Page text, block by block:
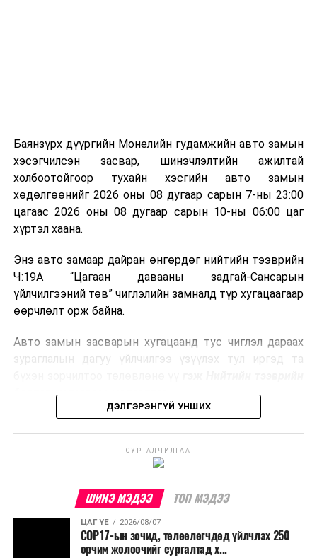
болон дулааны эрчим хүч үйлдвэрлэхэд ашиглаж
болдог. Зарим технологийн хувьд шаталтын дараа
үлдэх үнснээс фосфор зэрэг ашигт эрдсийг сэргээн
авах боломжтой аж.
байна. Тухайлбал, Германд лаг шатаах үйлдвэрээс
гарсан үнснээс фосфор сэргээн авах технологи
ашигладаг бол Нидерландад төвлөрсөн лаг
боловсруулах үйлдвэрүүдээр дулаан, цахилгаан
Ийнхүү лаг хатаах, шатаах технологийг лагийн
улсад өргөн ашиглаж байна.
Баянзүрх дүүргийн Монелийн гудамжийн авто замын
хэсэгчилсэн засвар, шинэчлэлтийн ажилтай
холбоотойгоор тухайн хэсгийн авто замын
хөдөлгөөнийг 2026 оны 08 дугаар сарын 7-ны 23:00
цагаас 2026 оны 08 дугаар сарын 10-ны 06:00 цаг
хүртэл хаана.
Энэ авто замаар дайран өнгөрдөг нийтийн тээврийн
Ч:19А “Цагаан давааны задгай-Сансарын
үйлчилгээний төв” чиглэлийн замналд түр хугацаагаар
өөрчлөлт орж байна.
Авто замын засварын хугацаанд тус чиглэл дараах
зураглалын дагуу үйлчилгээ үзүүлэх тул иргэд та
бодлогын газраас мэдээллээ.
ДЭЛГЭРЭНГҮЙ УНШИХ
СУРТАЛЧИЛГАА
ШИНЭ МЭДЭЭ ТОП МЭДЭЭ
ЦАГ ҮЕ 2026/08/07
COP17-ын зочид, төлөөлөгчдөд үйлчлэх 250
орчим жолоочийг сургалтад х...